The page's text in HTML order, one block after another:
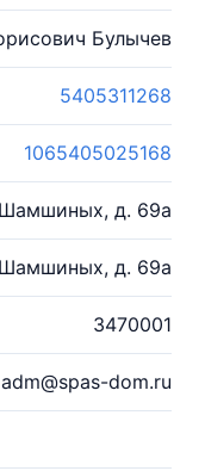
Булычев
5405311268
1065405025168
д. 69а
д. 69а
3470001
adm@spas-dom.ru